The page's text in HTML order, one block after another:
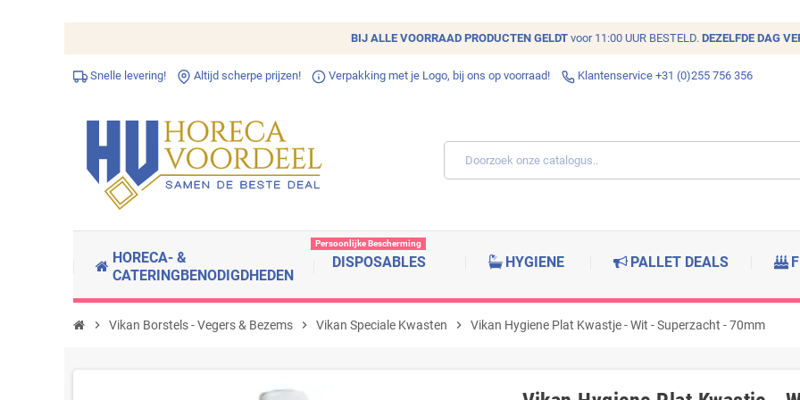
BIJ ALLE VOORRAAD PRODUCTEN GELDT voor 11:00 UUR BESTELD. DEZELFDE DAG
Snelle levering! Altijd scherpe prijzen! Verpakking met je Logo, bij ons op voorraad! Klantenservice +31 (0)255 756 356
HORECA- &
CATERINGBENODIGDHEDEN
DISPOSABLES
Persoonlijke Bescherming
HYGIENE PALLET DEALS
chevron_right Vikan Borstels - Vegers & Bezems chevron_right Vikan Speciale Kwasten chevron_right Vikan Hygiene Plat Kwastje - Wit - Superzacht - 70mm